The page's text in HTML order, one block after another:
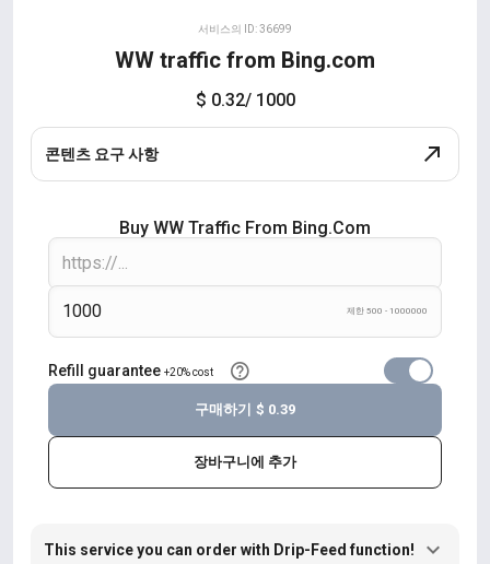
서비스의 ID: 36699
WW traffic from Bing.com
$ 0.32/ 1000
콘텐츠 요구 사항
Buy WW Traffic From Bing.com
제한 500 - 1000000
Refill guarantee +20% cost
장바구니에 추가
구매하기 $ 0.39
This service you can order with Drip-Feed function!